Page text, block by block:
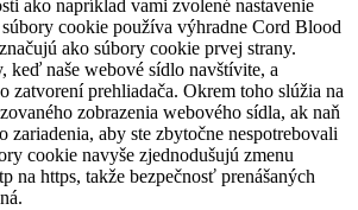
ako napríklad vami zvolené nastavenie
cookie používa výhradne Cord Blood
ako súbory cookie prvej strany.
keď naše webové sídlo navštívite, a
zatvorení prehliadača. Okrem toho slúžia na
zobrazenia webového sídla, ak naň
zariadenia, aby ste zbytočne nespotrebovali
cookie navyše zjednodušujú zmenu
na https, takže bezpečnosť prenášaných